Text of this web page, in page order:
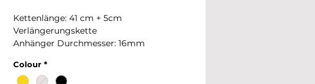
Kettenlänge: 41 cm + 5cm
Verlängerungskette
Anhänger Durchmesser: 16mm
gemacht.
Colour *